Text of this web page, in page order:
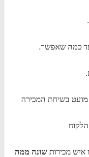
כמה שאפשר.
בשיחת המכירה
איש מכירות שונה ממה